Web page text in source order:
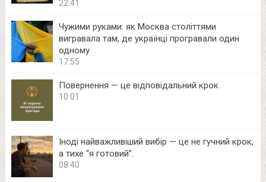
22:41
Чужими руками: як Москва століттями
вигравала там, де українці програвали один
одному
17:55
Повернення — це відповідальний крок
10:01
Іноді найважливіший вибір — це не гучний крок,
а тихе “я готовий”.
08:40